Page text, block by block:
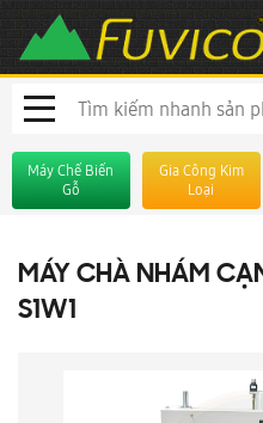
Máy Chế Biến
Gỗ
Gia Công Kim
Loại
MÁY CHÀ NHÁM
S1W1